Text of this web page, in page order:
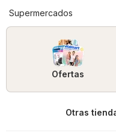
Supermercados
Ofertas
Otras